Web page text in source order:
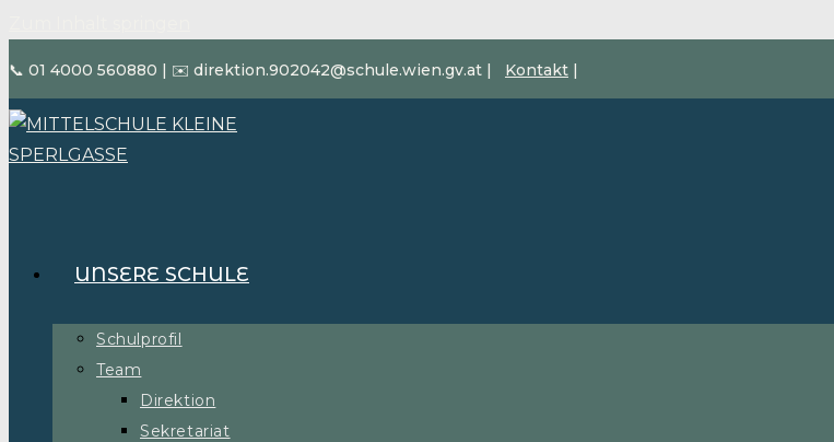
📞 01 4000 560880 | ✉️ direktion.902042@schule.wien.gv.at | Kontakt |
UNSERE SCHULE
Schulprofil
Team
Direktion
Sekretariat